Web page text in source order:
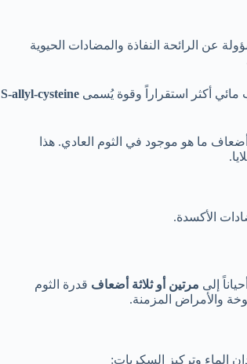
عن الرائحة النفاذة والمضادات الحيوية
مائي أكثر استقراراً وقوة يُسمى S-allyl-cysteine
تصل إلى 5 أو 6 أضعاف ما هو موجود في الثوم العادي. هذا
الأكسدة.
إلى مرتين أو ثلاثة أضعاف قدرة الثوم
والأمراض المزمنة.
الماء وتركيز السكريات: